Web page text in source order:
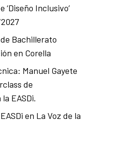
Inclusivo’
Bachillerato
en Corella
Manuel Gayete
de
EASDi.
en La Voz de la